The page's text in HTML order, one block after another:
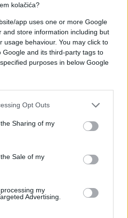
kolačića?
app uses one or more Google
and store information including but
usage behaviour. You may click to
and its third-party tags to
purposes in below Google
Opt Outs
Sharing of my
Sale of my
my
Advertising.
blendajte kuhani batat
kremastu teksturu, dodajte
javorov sirup i sve kratko
u posudu.
bademovo brašno,
dok se smjesa lijepo
pleh za pečenje koji ste
uljem pa stavite peći u
ga čačkalicom, brownie je
suha.
prelivenog otopljenom